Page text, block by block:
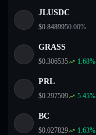
JLUSDC
$0.8489950.00%
GRASS
$0.306535 1.68%
PRL
$0.297509 5.45%
BC
$0.027829 1.63%